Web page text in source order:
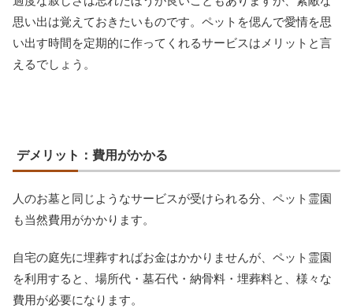
思い出は覚えておきたいものです。ペットを偲んで愛情を思
い出す時間を定期的に作ってくれるサービスはメリットと言
えるでしょう。
デメリット：費用がかかる
人のお墓と同じようなサービスが受けられる分、ペット霊園
も当然費用がかかります。
自宅の庭先に埋葬すればお金はかかりませんが、ペット霊園
を利用すると、場所代・墓石代・納骨料・埋葬料と、様々な
費用が必要になります。